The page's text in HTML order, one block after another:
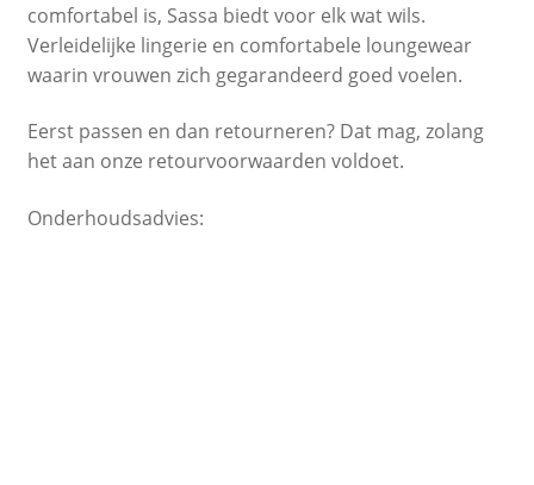
comfortabel is, Sassa biedt voor elk wat wils.
Verleidelijke lingerie en comfortabele loungewear
waarin vrouwen zich gegarandeerd goed voelen.
Eerst passen en dan retourneren? Dat mag, zolang
het aan onze retourvoorwaarden voldoet.
Onderhoudsadvies: